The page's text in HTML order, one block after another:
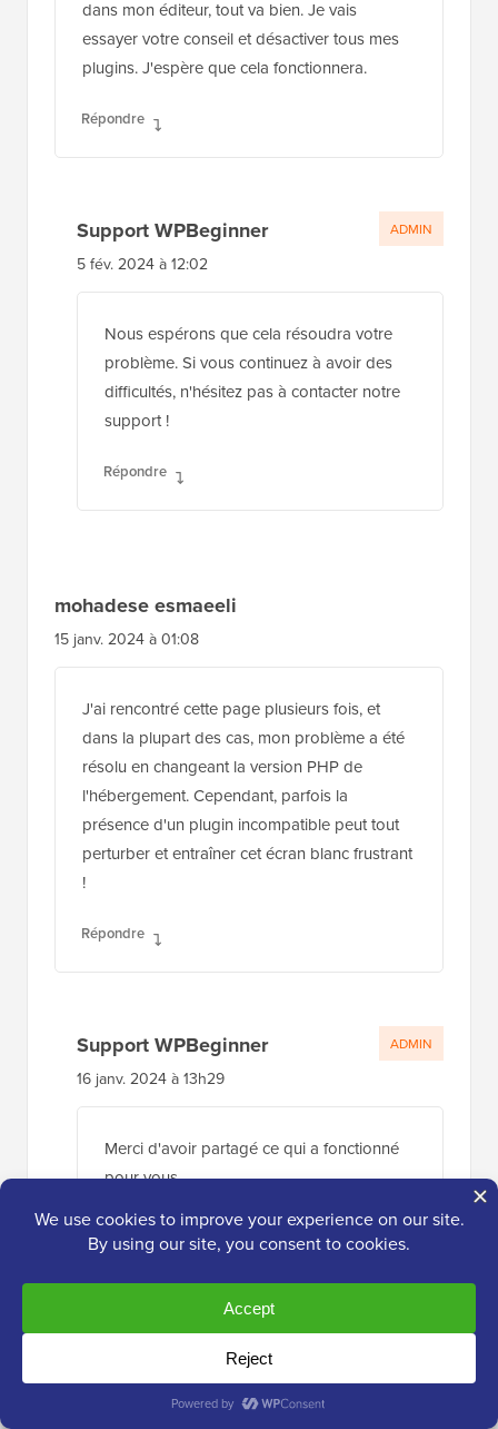
dans mon éditeur, tout va bien. Je vais
essayer votre conseil et désactiver tous mes
plugins. J'espère que cela fonctionnera.
Répondre
Support WPBeginner
5 fév. 2024 à 12:02
Nous espérons que cela résoudra votre
problème. Si vous continuez à avoir des
difficultés, n'hésitez pas à contacter notre
support !
Répondre
ADMIN
mohadese esmaeeli
15 janv. 2024 à 01:08
J'ai rencontré cette page plusieurs fois, et
dans la plupart des cas, mon problème a été
résolu en changeant la version PHP de
l'hébergement. Cependant, parfois la
présence d'un plugin incompatible peut tout
perturber et entraîner cet écran blanc frustrant
!
Répondre
Support WPBeginner
16 janv. 2024 à 13h29
Merci d'avoir partagé ce qui a fonctionné
pour vous
Répondre
ADMIN
Jiří Vaněk
28 nov. 2023 à 16:36